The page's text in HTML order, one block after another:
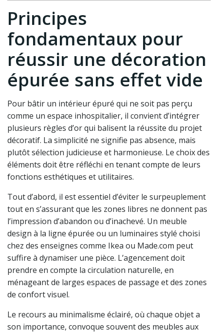
Principes
fondamentaux pour
réussir une décoration
épurée sans effet vide
Pour bâtir un intérieur épuré qui ne soit pas perçu
comme un espace inhospitalier, il convient d’intégrer
plusieurs règles d’or qui balisent la réussite du projet
décoratif. La simplicité ne signifie pas absence, mais
plutôt sélection judicieuse et harmonieuse. Le choix des
éléments doit être réfléchi en tenant compte de leurs
fonctions esthétiques et utilitaires.
Tout d’abord, il est essentiel d’éviter le surpeuplement
tout en s’assurant que les zones libres ne donnent pas
l’impression d’abandon ou d’inachevé. Un meuble
design à la ligne épurée ou un luminaires stylé choisi
chez des enseignes comme Ikea ou Made.com peut
suffire à dynamiser une pièce. L’agencement doit
prendre en compte la circulation naturelle, en
ménageant de larges espaces de passage et des zones
de confort visuel.
Le recours au minimalisme éclairé, où chaque objet a
son importance, convoque souvent des meubles aux